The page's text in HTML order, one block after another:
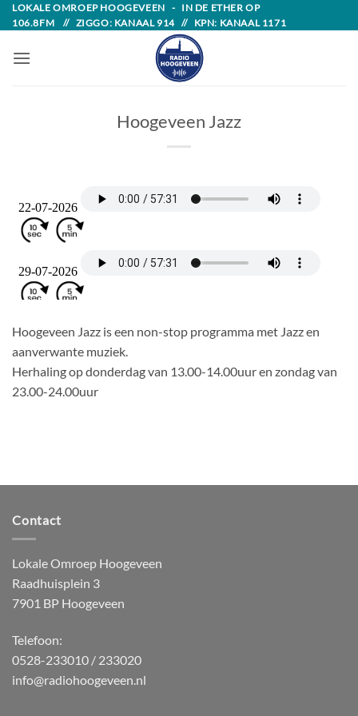
Skip
to
content
LOKALE OMROEP HOOGEVEEN - IN DE ETHER OP
106.8FM // ZIGGO: KANAAL 914 // KPN: KANAAL 1171
Hoogeveen Jazz
Hoogeveen Jazz is een non-stop programma met Jazz en
aanverwante muziek.
Herhaling op donderdag van 13.00-14.00uur en zondag van
23.00-24.00uur
Contact
Lokale Omroep Hoogeveen
Raadhuisplein 3
7901 BP Hoogeveen
Telefoon:
0528-233010 / 233020
info@radiohoogeveen.nl